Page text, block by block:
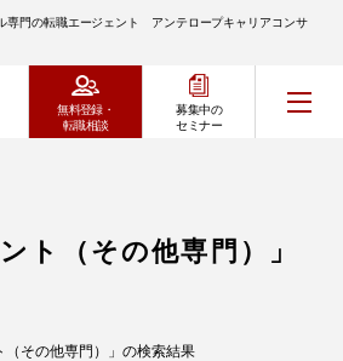
専門の転職エージェント アンテロープキャリアコンサ
無料登録・
転職相談
募集中の
セミナー
ト（その他専門）」
（その他専門）」の検索結果